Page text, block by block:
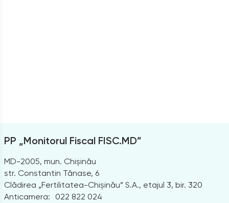
PP „Monitorul Fiscal FISC.MD”
MD-2005, mun. Chișinău
str. Constantin Tănase, 6
Clădirea „Fertilitatea-Chișinău” S.A., etajul 3, bir. 320
Anticamera:
022 822 024